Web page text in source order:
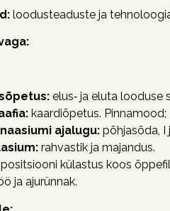
loodusteaduste ja
elus‑ ja eluta looduse
kaardiõpetus. Pinnamood;
ajalugu: põhjasõda, I
rahvastik ja majandus.
külastus koos
ja ajurünnak.